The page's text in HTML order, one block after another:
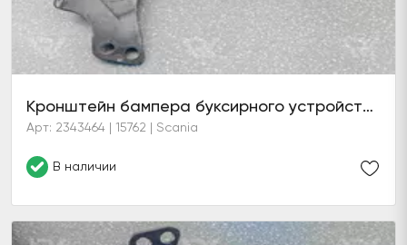
Кронштейн бампера буксирного устройства прав.(6 серия)
Арт: 2343464 | 15762 | Scania
В наличии